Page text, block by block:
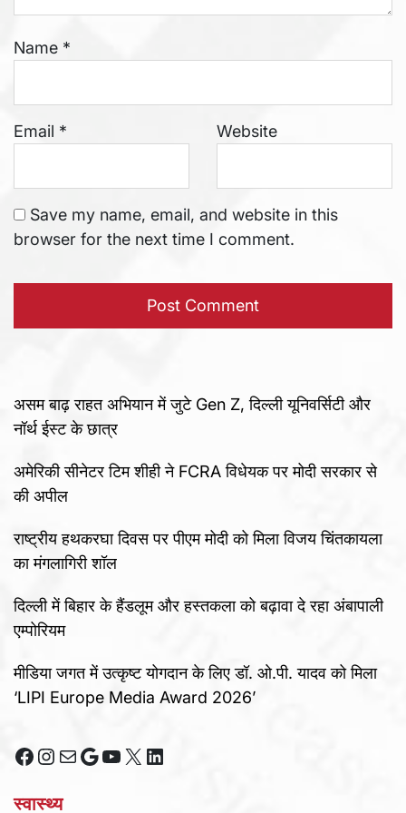
Name *
Email * Website
Save my name, email, and website in this
browser for the next time I comment.
असम बाढ़ राहत अभियान में जुटे Gen Z, दिल्ली यूनिवर्सिटी और
नॉर्थ ईस्ट के छात्र
अमेरिकी सीनेटर टिम शीही ने FCRA विधेयक पर मोदी सरकार से
की अपील
राष्ट्रीय हथकरघा दिवस पर पीएम मोदी को मिला विजय चिंतकायला
का मंगलागिरी शॉल
दिल्ली में बिहार के हैंडलूम और हस्तकला को बढ़ावा दे रहा अंबापाली
एम्पोरियम
मीडिया जगत में उत्कृष्ट योगदान के लिए डॉ. ओ.पी. यादव को मिला
‘LIPI Europe Media Award 2026’
Facebook
Instagram
MailGoogle
YouTube
X LinkedIn
स्वास्थ्य